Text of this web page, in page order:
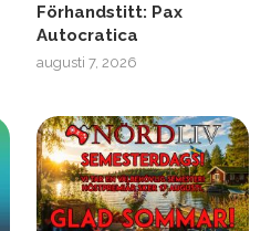
Förhandstitt: Pax
Autocratica
augusti 7, 2026